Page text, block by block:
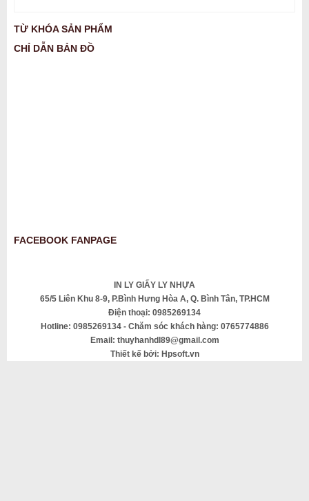
TỪ KHÓA SẢN PHẨM
CHỈ DẪN BẢN ĐỒ
FACEBOOK FANPAGE
IN LY GIẤY LY NHỰA
65/5 Liên Khu 8-9, P.Bình Hưng Hòa A, Q. Bình Tân, TP.HCM
Điện thoại: 0985269134
Hotline: 0985269134 - Chăm sóc khách hàng: 0765774886
Email: thuyhanhdl89@gmail.com
Thiết kế bởi: Hpsoft.vn